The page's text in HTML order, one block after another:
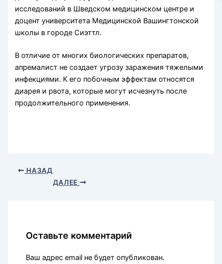
исследований в Шведском медицинском центре и
доцент университета Медицинской Вашингтонской
школы в городе Сиэттл.
В отличие от многих биологических препаратов,
апремалист не создает угрозу заражения тяжелыми
инфекциями. К его побочным эффектам относятся
диарея и рвота, которые могут исчезнуть после
продолжительного применения.
НАЗАД
ДАЛЕЕ
Оставьте комментарий
Ваш адрес email не будет опубликован.